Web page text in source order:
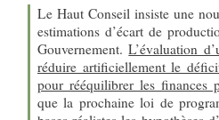
Le Haut Conseil insiste une
estimations d’écart de
Gouvernement.L’évaluation
réduire artificiellement le
pour rééquilibrer les finances
que la prochaine loi de